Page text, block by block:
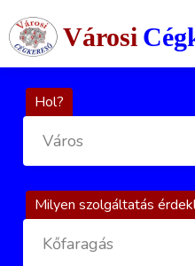
Városi
Hol?
Város
Milyen szolgáltatás
Kőfaragás